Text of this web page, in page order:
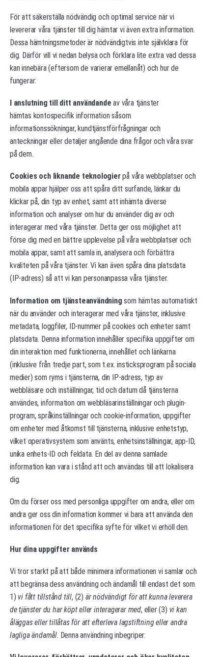
För att säkerställa nödvändig och optimal service när vi
levererar våra tjänster till dig hämtar vi även extra information.
Dessa hämtningsmetoder är nödvändigtvis inte självklara för
dig. Därför vill vi nedan belysa och förklara lite extra vad dessa
kan innebära (eftersom de varierar emellanåt) och hur de
fungerar:
I anslutning till ditt användande av våra tjänster
hämtas kontospecifik information såsom
informationssökningar, kundtjänstförfrågningar och
anteckningar eller detaljer angående dina frågor och våra svar
på dem.
Cookies och liknande teknologier på våra webbplatser och
mobila appar hjälper oss att spåra ditt surfande, länkar du
klickar på, din typ av enhet, samt att inhämta diverse
information och analyser om hur du använder dig av och
interagerar med våra tjänster. Detta ger oss möjlighet att
förse dig med en bättre upplevelse på våra webbplatser och
mobila appar, samt att samla in, analysera och förbättra
kvaliteten på våra tjänster. Vi kan även spåra dina platsdata
(IP-adress) så att vi kan personanpassa våra tjänster.
Information om tjänsteanvändning som hämtas automatiskt
när du använder och interagerar med våra tjänster, inklusive
metadata, loggfiler, ID-nummer på cookies och enheter samt
platsdata. Denna information innehåller specifika uppgifter om
din interaktion med funktionerna, innehållet och länkarna
(inklusive från tredje part, som t.ex. insticksprogram på sociala
medier) som ryms i tjänsterna, din IP-adress, typ av
webbläsare och inställningar, tid och datum då tjänsterna
användes, information om webbläsarinställningar och plugin-
program, språkinställningar och cookie-information, uppgifter
om enheter med åtkomst till tjänsterna, inklusive enhetstyp,
vilket operativsystem som använts, enhetsinställningar, app-ID,
unika enhets-ID och feldata. En del av denna samlade
information kan vara i stånd att och användas till att lokalisera
dig.
Om du förser oss med personliga uppgifter om andra, eller om
andra ger oss din information kommer vi bara att använda den
informationen för det specifika syfte för vilket vi erhöll den.
Hur dina uppgifter används
Vi tror starkt på att både minimera informationen vi samlar och
att begränsa dess användning och ändamål till endast det som
1) vi fått tillstånd till, (2) är nödvändigt för att kunna leverera
de tjänster du har köpt eller interagerar med, eller (3) vi kan
åläggas eller tillåtas för att efterleva lagstiftning eller andra
lagliga ändamål. Denna användning inbegriper: